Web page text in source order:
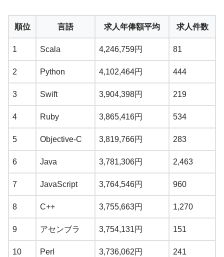
順位 言語 求人年俸額平均 求人件数
1 Scala 4,246,759円 81
2 Python 4,102,464円 444
3 Swift 3,904,398円 219
4 Ruby 3,865,416円 534
5 Objective-C 3,819,766円 283
6 Java 3,781,306円 2,463
7 JavaScript 3,764,546円 960
8 C++ 3,755,663円 1,270
9 アセンブラ 3,754,131円 151
10 Perl 3,736,062円 241